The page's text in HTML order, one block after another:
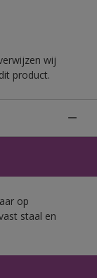
wij
product.
op
staal en